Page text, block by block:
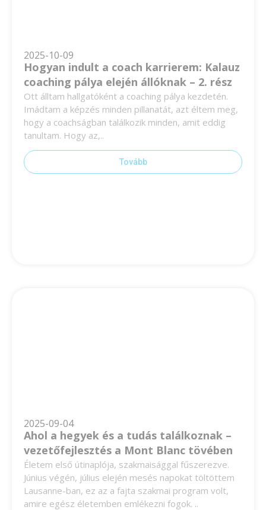
2025-10-09
Hogyan indult a coach karrierem: Kalauz
coaching pálya elején állóknak – 2. rész
Ott álltam hallgatóként a coaching pálya kezdetén.
Imádtam a képzés minden pillanatát, azt éltem meg,
hogy a coachságban találkozik minden, amit eddig
tanultam. Hogy az,..
Tovább
2025-09-04
Ahol a hegyek és a tudás találkoznak –
vezetőfejlesztés a Mont Blanc tövében
Életem első útinaplója, szakmaisággal fűszerezve.
Június végén, július elején mesés napokat töltöttem
Lausanne-ban, ez az a fajta szakmai program volt,
amire egész életemben emlékezni fogok. ..